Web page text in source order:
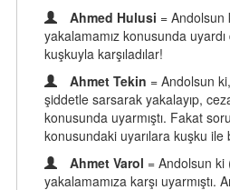
Ahmed Hulusi = Andolsun
yakalamamız konusunda uyardı
kuşkuyla karşıladılar!
Ahmet Tekin = Andolsun
şiddetle sarsarak yakalayıp,
konusunda uyarmıştı. Fakat
konusundaki uyarılara kuşku ile
Ahmet Varol = Andolsun ki
yakalamamıza karşı uyarmıştı.